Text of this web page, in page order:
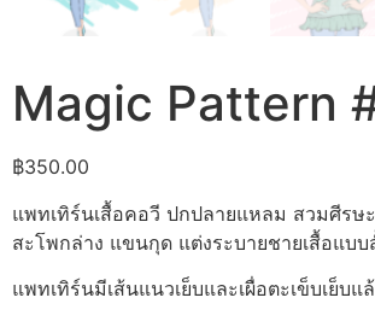
Magic Pattern
฿350.00
แพทเทิร์นเสื้อคอวี ปกปลายแหลม สวมศีรษ
สะโพกล่าง แขนกุด แต่งระบายชายเสื้อแบ
แพทเทิร์นมีเส้นแนวเย็บและเผื่อตะเข็บเย็บแ